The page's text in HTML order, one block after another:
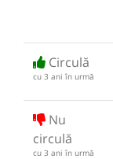
Circulă
cu 3 ani în urmă
Nu
circulă
cu 3 ani în urmă